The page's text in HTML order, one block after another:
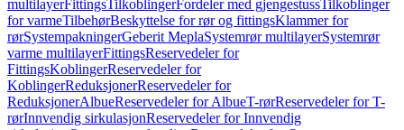
multilayerFittingsTilkoblingerFordeler med gjengestussTilkoblinger
for varmeTilbehørBeskyttelse for rør og fittingsKlammer for
rørSystempakningerGeberit MeplaSystemrør multilayerSystemrør
varme multilayerFittingsReservedeler for
FittingsKoblingerReservedeler for
KoblingerReduksjonerReservedeler for
ReduksjonerAlbueReservedeler for AlbueT-rørReservedeler for T-
rørInnvendig sirkulasjonReservedeler for Innvendig